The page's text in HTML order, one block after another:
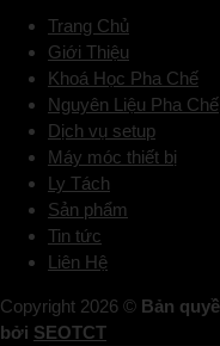
Trang Chủ
Giới Thiệu
Khoá Học Pha Chế
Nguyên Liệu Pha Chế
Dịch vụ setup
Máy móc thiết bị
Ly Tách
Sản phẩm
Tin tức
Liên Hệ
Copyright 2026 © Bản
bởi SEOTCT